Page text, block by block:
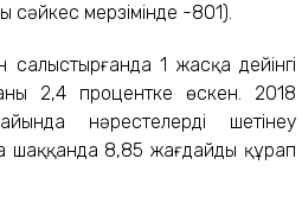
сәйкес мерзімінде -801).
1 жасқа дейінгі
2,4 процентке өскен. 2018
нәрестелердің шетінеу
шаққанда 8,85 жағдайды құрап